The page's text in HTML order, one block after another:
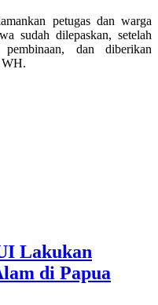
petugas dan warga
sudah dilepaskan, setelah
pembinaan, dan diberikan
WH.
Lakukan
di Papua